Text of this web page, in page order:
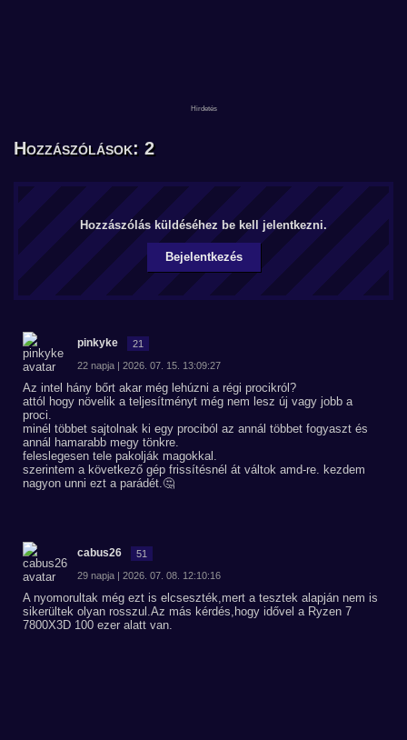
Hozzászólások: 2
Hozzászólás küldéséhez be kell jelentkezni.
Bejelentkezés
pinkyke 21
22 napja | 2026. 07. 15. 13:09:27
Az intel hány bőrt akar még lehúzni a régi procikról?
attól hogy növelik a teljesítményt még nem lesz új vagy jobb a
proci.
minél többet sajtolnak ki egy prociból az annál többet fogyaszt és
annál hamarabb megy tönkre.
feleslegesen tele pakolják magokkal.
szerintem a következő gép frissítésnél át váltok amd-re. kezdem
nagyon unni ezt a parádét.🤔
cabus26 51
29 napja | 2026. 07. 08. 12:10:16
A nyomorultak még ezt is elcseszték,mert a tesztek alapján nem is
sikerültek olyan rosszul.Az más kérdés,hogy idővel a Ryzen 7
7800X3D 100 ezer alatt van.